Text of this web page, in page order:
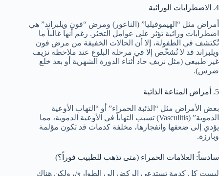
4. الاضطرابات الوراثية
أمراض مثل “الهيموفيليا” (الناعور) ومرض “فون ويلبراند” هي
اضطرابات وراثية تؤثر على عوامل التخثر. رغم أنها غالباً ما
تُكتشف في الطفولة، إلا أن الحالات الخفيفة من مرض فون
ويلبراند قد لا تُشخّص إلا في مرحلة البلوغ عند ملاحظة نزيف
غير طبيعي (مثل نزيف حاد أثناء الدورة الشهرية أو بعد خلع
ضرس).
5. أمراض المناعة الذاتية
بعض الأمراض مثل “الذئبة الحمراء” أو “التهاب الأوعية
الدموية” (Vasculitis) تسبب التهاباً في الأوعية الدموية، مما
يؤدي إلى ضعفها وانفجارها، مخلفة كدمات قد تكون مؤلمة
وبارزة.
سادساً: العلامات الحمراء (متى تذهب للطبيب فوراً؟)
ليست كل كدمة تستدعي الركض إلى الطوارئ، ولكن هناك